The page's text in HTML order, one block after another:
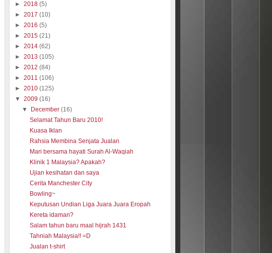
► 2018 (5)
► 2017 (10)
► 2016 (5)
► 2015 (21)
► 2014 (62)
► 2013 (105)
► 2012 (84)
► 2011 (106)
► 2010 (125)
▼ 2009 (16)
▼
December(16)
Selamat Tahun Baru 2010!
Kuasa Iklan
Rahsia Membina Senjata Jualan
Mari bersama hayati Surah Al-Waqiah
Klinik 1 Malaysia? Apakah?
Ujian kesihatan dan saya
Cerita Manchester City
Bowling~
Keputusan Undian Liga Juara Juara Eropah
Kereta idaman?
Salam tahun baru maal hijrah 1431
Tahniah Malaysia!! =D
Jualan t-shirt